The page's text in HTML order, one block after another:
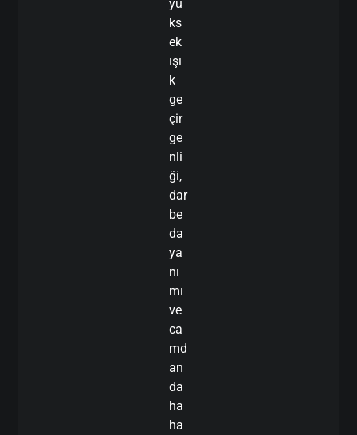
yü
ks
ek
ışı
k
ge
çir
ge
nli
ği,
dar
be
da
ya
nı
mı
ve
ca
md
an
da
ha
ha